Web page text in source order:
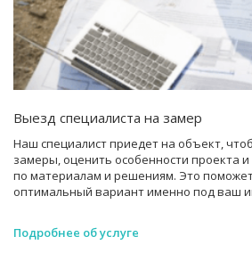
Выезд специалиста на замер
Наш специалист приедет на объект,
замеры, оценить особенности проекта
по материалам и решениям. Это
оптимальный вариант именно под ваш
Подробнее об услуге